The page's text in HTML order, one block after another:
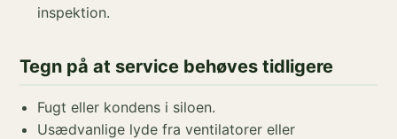
inspektion.
Tegn på at service behøves tidligere
Fugt eller kondens i siloen.
Usædvanlige lyde fra ventilatorer eller